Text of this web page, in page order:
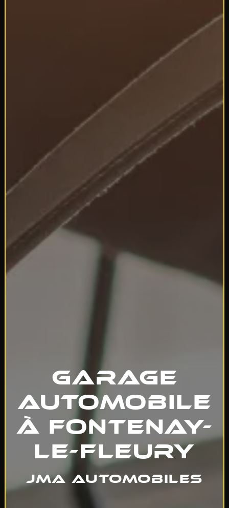
Garage
automobile
à Fontenay-
le-Fleury
JMA Automobiles